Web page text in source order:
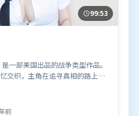
99:53
一部美国出品的战争类型作品。
交织，主角在追寻真相的路上不
面设计讲究空间与节奏，文戏部
贾樟柯执导，黄渤、谭卓、提莫
·汗、苍井优等联袂出演。影片
前